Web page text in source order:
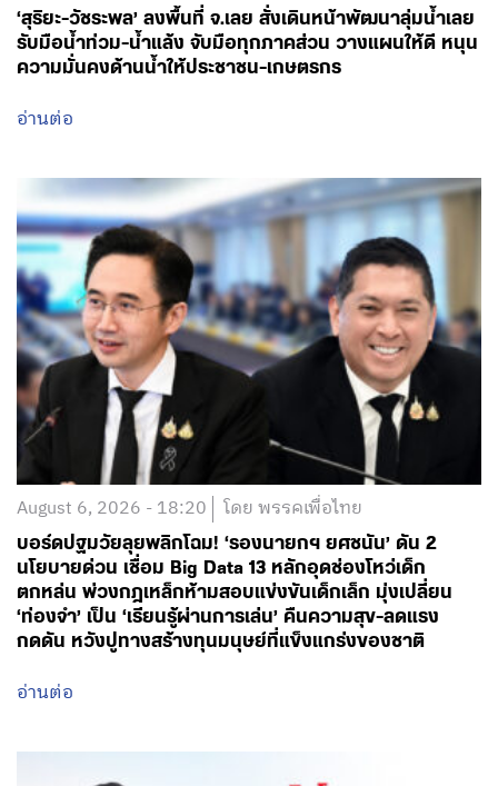
‘สุริยะ-วัชระพล’ ลงพื้นที่ จ.เลย สั่งเดินหน้าพัฒนาลุ่มน้ำเลย
รับมือน้ำท่วม-น้ำแล้ง จับมือทุกภาคส่วน วางแผนให้ดี หนุน
ความมั่นคงด้านน้ำให้ประชาชน-เกษตรกร
อ่านต่อ
August 6, 2026 - 18:20 โดย พรรคเพื่อไทย
บอร์ดปฐมวัยลุยพลิกโฉม! ‘รองนายกฯ ยศชนัน’ ดัน 2
นโยบายด่วน เชื่อม Big Data 13 หลักอุดช่องโหว่เด็ก
ตกหล่น พ่วงกฎเหล็กห้ามสอบแข่งขันเด็กเล็ก มุ่งเปลี่ยน
‘ท่องจำ’ เป็น ‘เรียนรู้ผ่านการเล่น’ คืนความสุข-ลดแรง
กดดัน หวังปูทางสร้างทุนมนุษย์ที่แข็งแกร่งของชาติ
อ่านต่อ